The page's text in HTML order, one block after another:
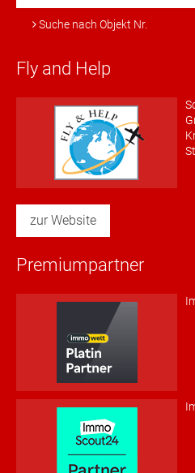
Suche nach Objekt Nr.
Fly and Help
zur Website
Premiumpartner